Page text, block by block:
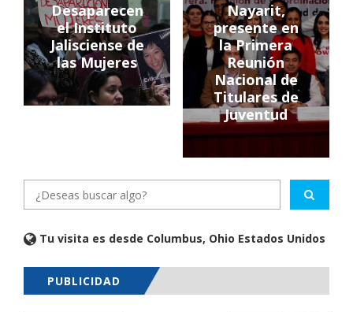
Desaparecen
el Instituto
Jalisciense de
las Mujeres
Nayarit,
presente en
la Primera
Reunión
Nacional de
Titulares de
Juventud
Tu visita es desde Columbus, Ohio Estados Unidos
PUBLICIDAD